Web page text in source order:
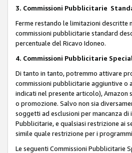
3. Commissioni Pubblicitarie
Ferme restando le limitazioni
commissioni pubblicitarie standard
percentuale del Ricavo Idoneo.
4. Commissioni Pubblicitarie
Di tanto in tanto, potremmo attivare
commissioni pubblicitarie aggiuntive o
indicati nel presente articolo),
o promozione. Salvo non sia
soggetti ad esclusioni per mancanza
Pubblicitarie, e qualsiasi restrizione ai
simile quale restrizione per i
Le seguenti Commissioni Pubblicitarie